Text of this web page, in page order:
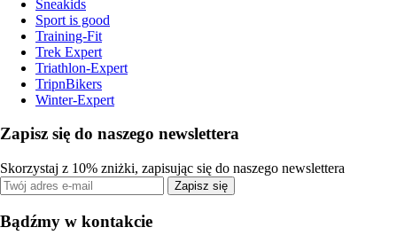
Sneakids
Sport is good
Training-Fit
Trek Expert
Triathlon-Expert
TripnBikers
Winter-Expert
Zapisz się do naszego newslettera
Skorzystaj z 10% zniżki, zapisując się do naszego newslettera
Zapisz się
Bądźmy w kontakcie